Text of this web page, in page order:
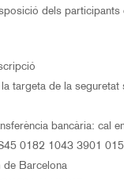
dels participants
targeta de la
bancària: cal
0182 1043 3901
de Barcelona